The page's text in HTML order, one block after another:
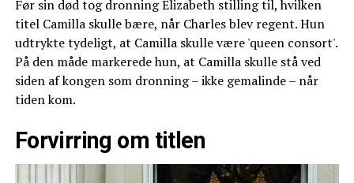
Før sin død tog dronning Elizabeth stilling til, hvilken
titel Camilla skulle bære, når Charles blev regent. Hun
udtrykte tydeligt, at Camilla skulle være 'queen consort'.
På den måde markerede hun, at Camilla skulle stå ved
siden af kongen som dronning – ikke gemalinde – når
tiden kom.
Forvirring om titlen